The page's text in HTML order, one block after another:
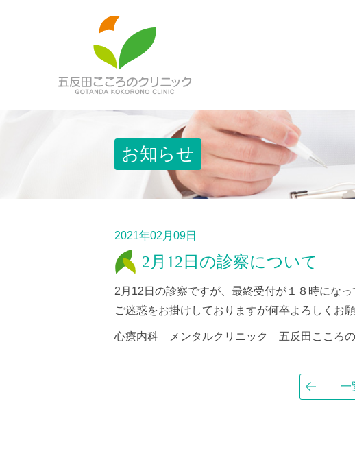
お知らせ
2021年02月09日
2月12日の診察について
2月12日の診察ですが、最終受付が１８時になっ
ご迷惑をお掛けしておりますが何卒よろしくお
心療内科 メンタルクリニック 五反田こころの
一